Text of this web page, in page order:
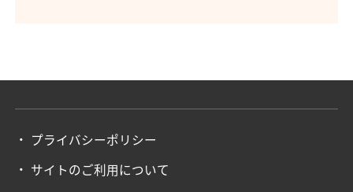
プライバシーポリシー
サイトのご利用について